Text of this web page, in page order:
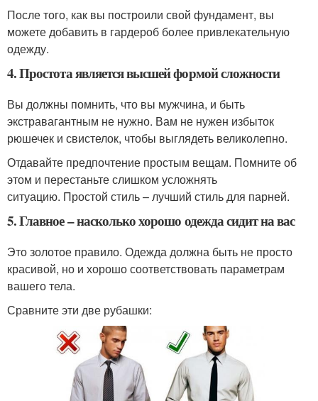
После того, как вы построили свой фундамент, вы
можете добавить в гардероб более привлекательную
одежду.
4. Простота является высшей формой сложности
Вы должны помнить, что вы мужчина, и быть
экстравагантным не нужно. Вам не нужен избыток
рюшечек и свистелок, чтобы выглядеть великолепно.
Отдавайте предпочтение простым вещам. Помните об
этом и перестаньте слишком усложнять
ситуацию. Простой стиль – лучший стиль для парней.
5. Главное – насколько хорошо одежда сидит на вас
Это золотое правило. Одежда должна быть не просто
красивой, но и хорошо соответствовать параметрам
вашего тела.
Сравните эти две рубашки: